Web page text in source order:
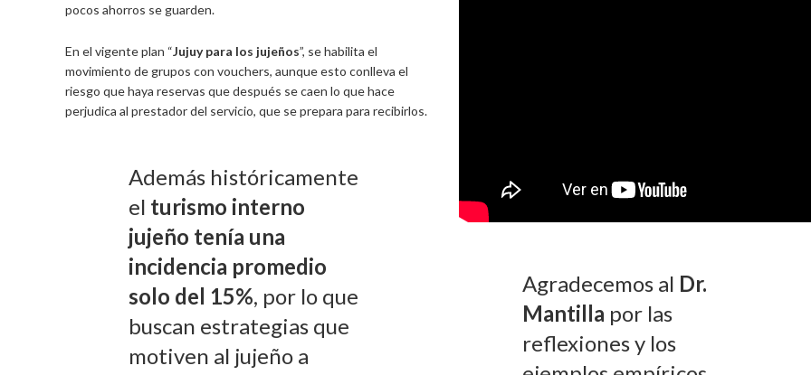
pocos ahorros se guarden.
En el vigente plan “Jujuy para los jujeños”, se habilita el
movimiento de grupos con vouchers, aunque esto conlleva el
riesgo que haya reservas que después se caen lo que hace
perjudica al prestador del servicio, que se prepara para recibirlos.
Además históricamente
el turismo interno
jujeño tenía una
incidencia promedio
solo del 15%, por lo que
buscan estrategias que
motiven al jujeño a
Agradecemos al Dr.
Mantilla por las
reflexiones y los